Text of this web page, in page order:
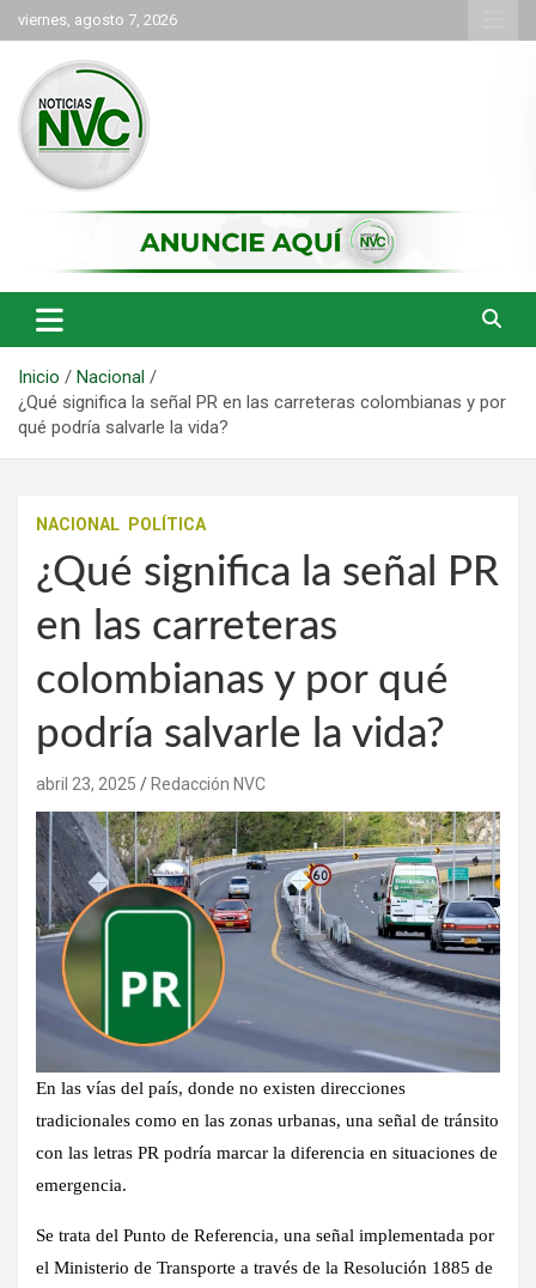
Saltar
al
contenido
viernes, agosto 7, 2026
NVC Noticias
Inicio
Nacional
¿Qué significa la señal PR en las carreteras colombianas y por
qué podría salvarle la vida?
NACIONAL POLÍTICA
¿Qué significa la señal PR
en las carreteras
colombianas y por qué
podría salvarle la vida?
abril 23, 2025 Redacción NVC
En las vías del país, donde no existen direcciones
tradicionales como en las zonas urbanas, una señal de tránsito
con las letras PR podría marcar la diferencia en situaciones de
emergencia.
Se trata del Punto de Referencia, una señal implementada por
el Ministerio de Transporte a través de la Resolución 1885 de